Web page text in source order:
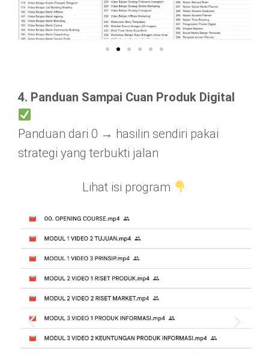
4. Panduan Sampai Cuan Produk Digital
Panduan dari 0 → hasilin sendiri pakai
strategi yang terbukti jalan
Lihat isi program